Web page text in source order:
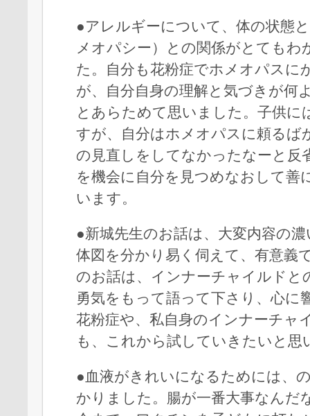
●アレルギーについて、体の状態
メオパシー）との関係がとてもわ
た。自分も花粉症でホメオパスに
が、自分自身の理解と気づきが何
とあらためて思いました。子供に
すが、自分はホメオパスに頼るば
の見直しをしてなかったなーと反
を機会に自分を見つめなおして善
います。
●新城先生のお話は、大変内容の
体図を分かり易く伺えて、有意義
のお話は、インナーチャイルドと
勇気をもって語って下さり、心に
花粉症や、私自身のインナーチャ
も、これから試していきたいと思
●血液がきれいになるためには、
かりました。腸が一番大事なんだ